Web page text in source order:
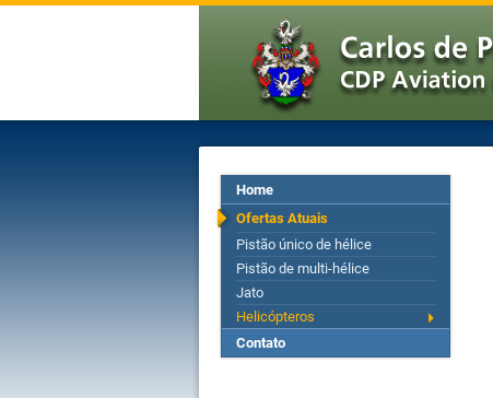
Home
Ofertas Atuais
Pistão único de hélice
Pistão de multi-hélice
Jato
Helicópteros
Contato